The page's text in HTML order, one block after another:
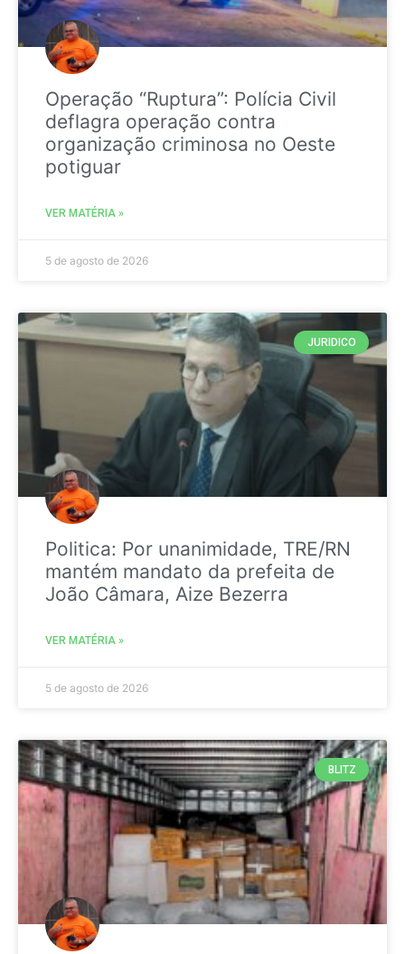
Operação “Ruptura”: Polícia Civil
deflagra operação contra
organização criminosa no Oeste
potiguar
VER MATÉRIA »
5 de agosto de 2026
JURIDICO
Politica: Por unanimidade, TRE/RN
mantém mandato da prefeita de
João Câmara, Aize Bezerra
VER MATÉRIA »
5 de agosto de 2026
BLITZ